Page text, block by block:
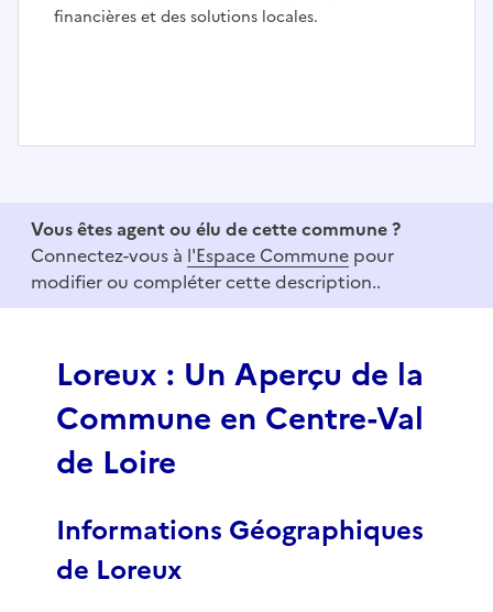
financières et des solutions locales.
f
Vous êtes agent ou élu de cette commune ?
Connectez-vous à l'Espace Commune pour
modifier ou compléter cette description..
Loreux : Un Aperçu de la
Commune en Centre-Val
de Loire
Informations Géographiques
de Loreux